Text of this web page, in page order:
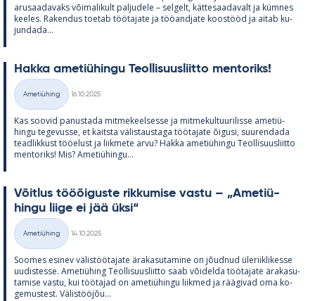
arusaa­da­vaks või­ma­li­kult pal­ju­dele – sel­gelt, kät­te­saa­da­valt ja küm­nes
kee­les. Ra­ken­dus toe­tab töö­ta­jate ja töö­and­jate koos­tööd ja ai­tab ku­
jun­dada...
Hakka ame­tiü­hingu Teol­li­suus­liitto men­to­riks!
Kategooriad
Ametiühing
16.10.2025
Kas soo­vid pa­nus­tada mit­me­keel­sesse ja mit­me­kul­tuu­ri­lisse ame­tiü­
hingu te­ge­vusse, et kaitsta vä­lis­taus­taga töö­ta­jate õi­gusi, suu­ren­dada
tead­lik­kust töö­elust ja liik­mete arvu? Hakka ame­tiü­hingu Teol­li­suus­liitto
men­to­riks! Mis? Ame­tiü­hingu...
Võit­lus tööõi­guste rik­ku­mise vastu – „Ame­tiü­
hingu liige ei jää üksi“
Kategooriad
Ametiühing
14.10.2025
Soo­mes esi­nev vä­lis­töö­ta­jate ära­ka­su­ta­mine on jõud­nud üle­riikli­kesse
uu­dis­tesse. Ame­tiü­hing Teol­li­suus­liitto saab või­delda töö­ta­jate ära­ka­su­
ta­mise vastu, kui töö­ta­jad on ame­tiü­hingu liik­med ja rää­gi­vad oma ko­
ge­mus­test. Vä­lis­tööjõu...